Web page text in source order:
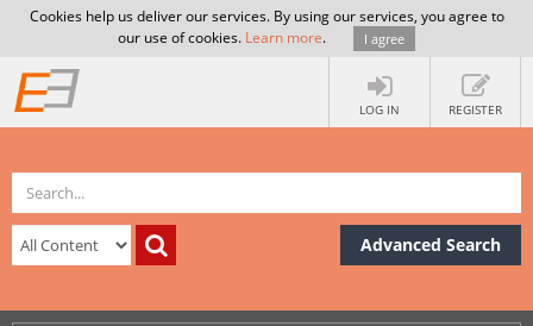
Cookies help us deliver our services. By using our services, you agree to
our use of cookies. Learn more. I agree
LOG IN REGISTER
Advanced Search